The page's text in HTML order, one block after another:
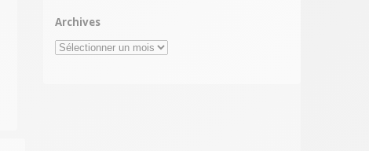
Archives
Archives